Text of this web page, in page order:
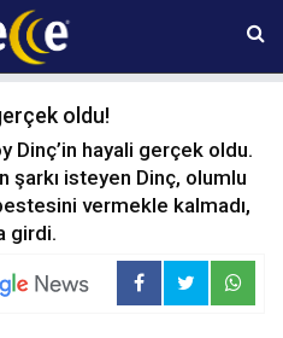
14:39
oldu!
Dinç’in hayali gerçek oldu.
şarkı isteyen Dinç, olumlu
vermekle kalmadı,
girdi.